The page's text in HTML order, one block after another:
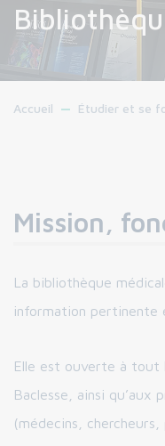
Accueil Étudier et se
Mission,
La bibliothèque
information pertinente
Elle est ouverte à tout
Baclesse, ainsi qu’aux
(médecins,